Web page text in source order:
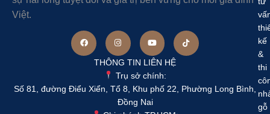
Việt.
THÔNG TIN LIÊN HỆ
Trụ sở chính:
Số 81, đường Điểu Xiển, Tổ 8, Khu phố 22, Phường Long Bình,
Đồng Nai
kế
&
thi
gỗ